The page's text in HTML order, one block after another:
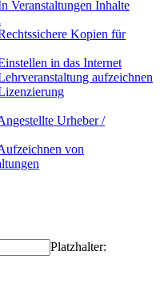
Veranstaltungen Inhalte
Kopien für
in das Internet
aufzeichnen
Urheber /
von
Platzhalter: